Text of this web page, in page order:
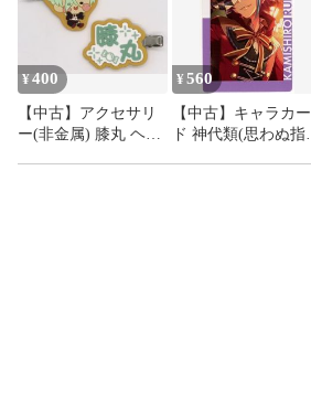
っぺシリーズ」 E賞
¥400
【中古】アクセサリ
ー(非金属) 膝丸 ヘア
¥560
【中古】キャラカー
ド 神代類(思わぬ指